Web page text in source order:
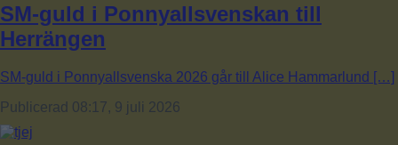
SM-guld i Ponnyallsvenskan till
Herrängen
SM-guld i Ponnyallsvenska 2026 går till Alice Hammarlund […]
Publicerad 08:17, 9 juli 2026